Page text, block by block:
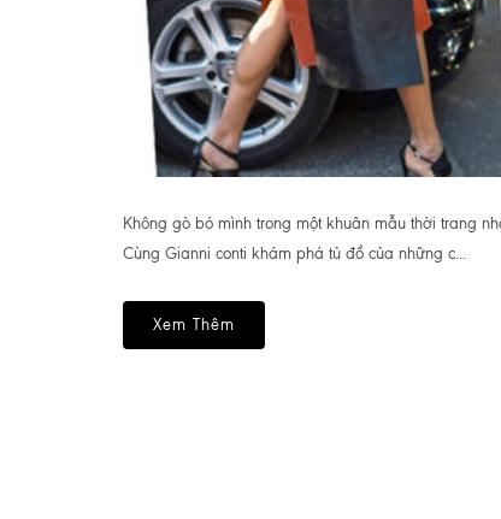
Không gò bó mình trong một khuân mẫu thời trang
Cùng Gianni conti khám phá tủ đồ của những c...
Xem Thêm